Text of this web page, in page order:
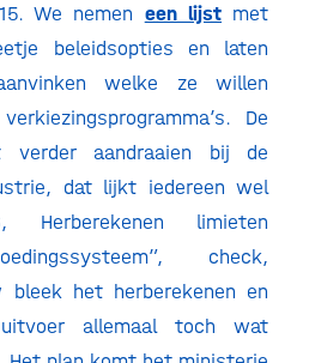
We nemen een lijst met
beleidsopties en laten
welke ze willen
De
verder aandraaien bij de
dat lijkt iedereen wel
limieten
check,
bleek het herberekenen en
allemaal toch wat